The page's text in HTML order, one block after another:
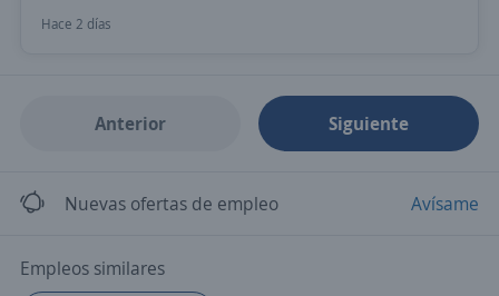
Hace 2 días
Anterior Siguiente
Nuevas ofertas de empleo Avísame
Empleos similares